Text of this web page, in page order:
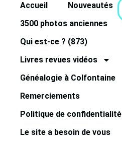
Accueil
Nouveautés
3500 photos anciennes
Qui est-ce ? (873)
Livres revues vidéos
Généalogie à Colfontaine
Remerciements
Politique de confidentialité
Le site a besoin de vous